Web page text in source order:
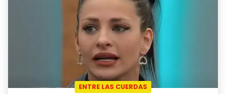
ENTRE LAS CUERDAS